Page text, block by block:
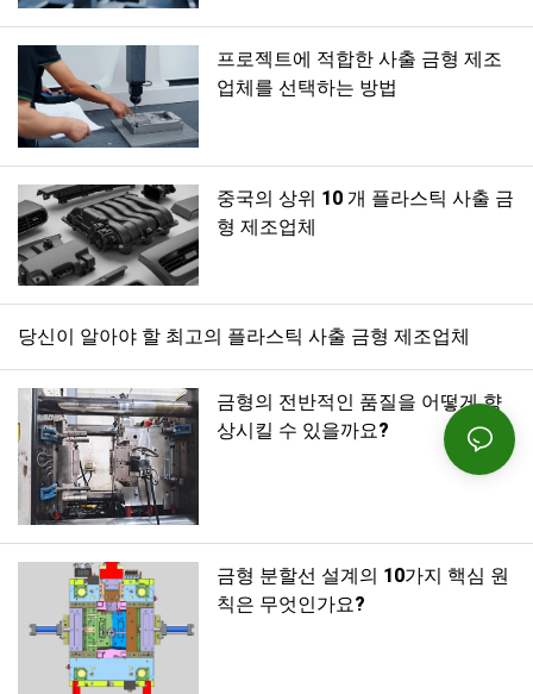
프로젝트에 적합한 사출 금형 제조
업체를 선택하는 방법
중국의 상위 10 개 플라스틱 사출 금
형 제조업체
당신이 알아야 할 최고의 플라스틱 사출 금형 제조업체
금형의 전반적인 품질을 어떻게 향
상시킬 수 있을까요?
금형 분할선 설계의 10가지 핵심 원
칙은 무엇인가요?